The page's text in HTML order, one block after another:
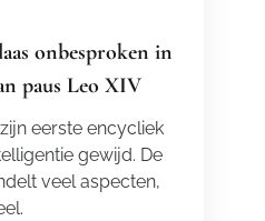
onbesproken in
paus Leo XIV
eerste encycliek
gewijd. De
veel aspecten,